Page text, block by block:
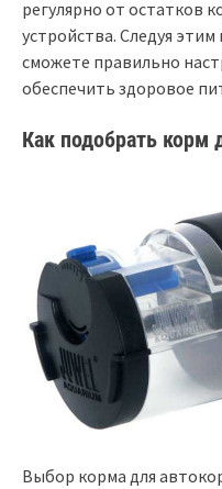
регулярно от остатков
устройства. Следуя
сможете правильно
обеспечить здоровое
Как подобрать корм
Выбор корма для